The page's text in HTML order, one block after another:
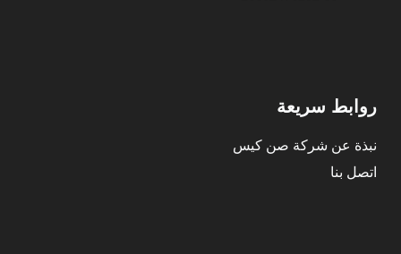
روابط سريعة
نبذة عن شركة صن كيس
اتصل بنا